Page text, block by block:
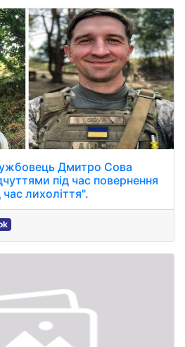
Дмитро Сова
під час повернення
лихоліття".